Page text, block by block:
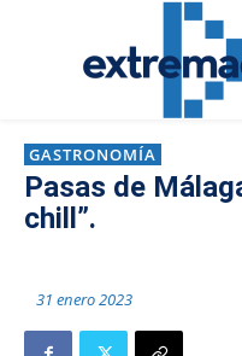
GASTRONOMÍA
Pasas de
chill”.
31 enero 2023